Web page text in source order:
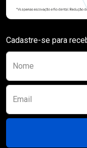
Cadastre-se para
Nome
Email